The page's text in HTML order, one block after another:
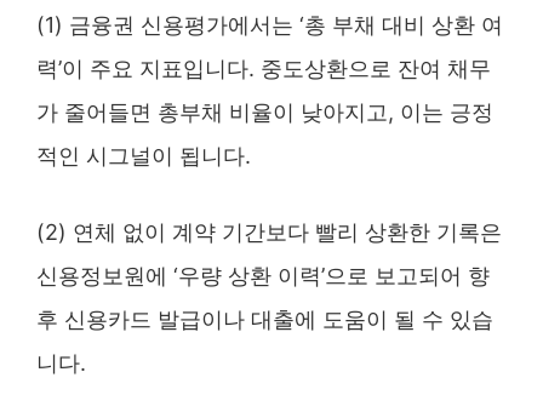
(1) 금융권 신용평가에서는 ‘총 부채 대비 상환 여
력’이 주요 지표입니다. 중도상환으로 잔여 채무
가 줄어들면 총부채 비율이 낮아지고, 이는 긍정
적인 시그널이 됩니다.
(2) 연체 없이 계약 기간보다 빨리 상환한 기록은
신용정보원에 ‘우량 상환 이력’으로 보고되어 향
후 신용카드 발급이나 대출에 도움이 될 수 있습
니다.